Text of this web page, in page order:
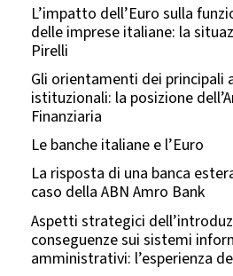
L’impatto dell’Euro sulla
delle imprese italiane: la
Pirelli
Gli orientamenti dei principali
istituzionali: la posizione
Finanziaria
Le banche italiane e l’Euro
La risposta di una banca
caso della ABN Amro Bank
Aspetti strategici
conseguenze sui sistemi
amministrativi: l’esperienza